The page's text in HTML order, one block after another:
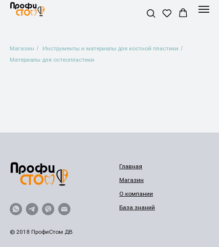
Магазин / Инструменты и материалы для костной пластики /
Материалы для остеопластики
© 2018 ПрофиСтом ДВ
Главная
Магазин
О компании
База знаний